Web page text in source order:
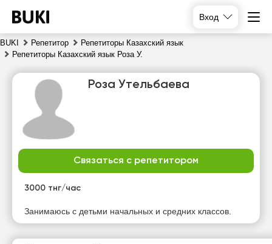
Вход
BUKI Репетитор
Репетиторы Казахский язык
Репетиторы Казахский язык Роза У.
Роза Утельбаева
Связаться с репетитором
3000 тнг/час
Занимаюсь с детьми начальных и средних классов.
пт
сб
Нет
Нет
Нет
Нет
свободных